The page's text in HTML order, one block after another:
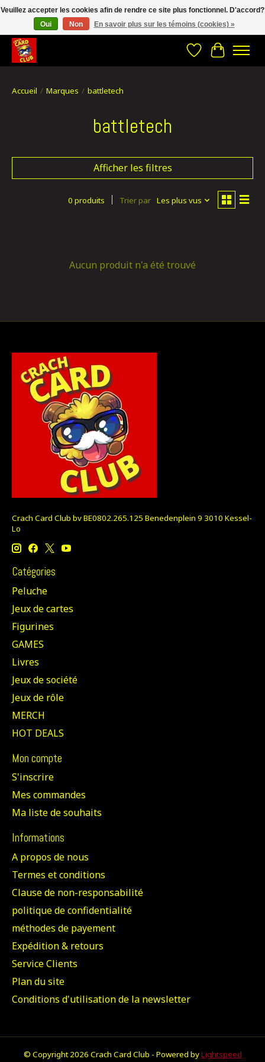
CRACH CARD CLUB , The best place to Geek out!
Liste dePanier
Accueil / Marques / battletech
battletech
Afficher les filtres
0 produits Trier par Les plus vus
Aucun produit n'a été trouvé
Crach Card Club bv BE0802.265.125 Benedenplein 9 3010 Kessel-
Lo
Catégories
Peluche
Jeux de cartes
Figurines
GAMES
Livres
Jeux de société
Jeux de rôle
MERCH
HOT DEALS
Mon compte
S'inscrire
Mes commandes
Ma liste de souhaits
Informations
A propos de nous
Termes et conditions
Clause de non-responsabilité
politique de confidentialité
méthodes de payement
Expédition & retours
Service Clients
Plan du site
Conditions d'utilisation de la newsletter
© Copyright 2026 Crach Card Club - Powered byLightspeed
Veuillez accepter les cookies afin de rendre ce site plus fonctionnel. D'accord?
Oui
Non En savoir plus sur les témoins (cookies) »